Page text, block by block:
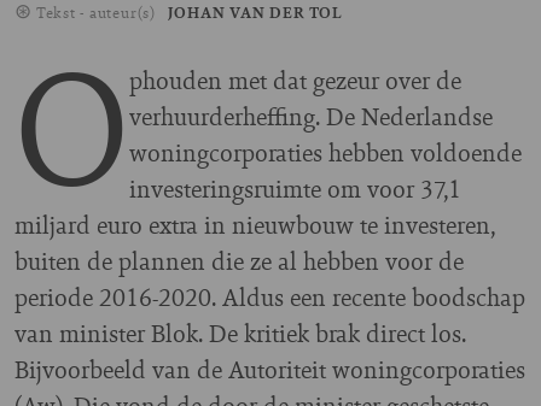
Tekst - auteur(s) JOHAN VAN DER TOL
O phouden met dat gezeur over de
verhuurderheffing. De Nederlandse
woningcorporaties hebben voldoende
investeringsruimte om voor 37,1
miljard euro extra in nieuwbouw te investeren,
buiten de plannen die ze al hebben voor de
periode 2016-2020. Aldus een recente boodschap
van minister Blok. De kritiek brak direct los.
Bijvoorbeeld van de Autoriteit woningcorporaties